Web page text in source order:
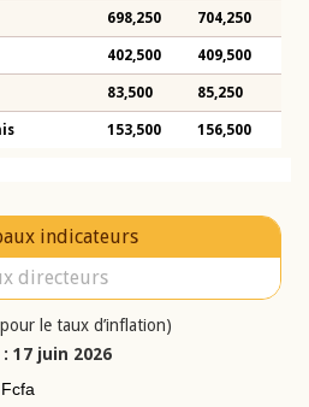
698,250 704,250
402,500 409,500
83,500 85,250
153,500 156,500
indicateurs
directeurs
le taux d’inflation)
17 juin 2026